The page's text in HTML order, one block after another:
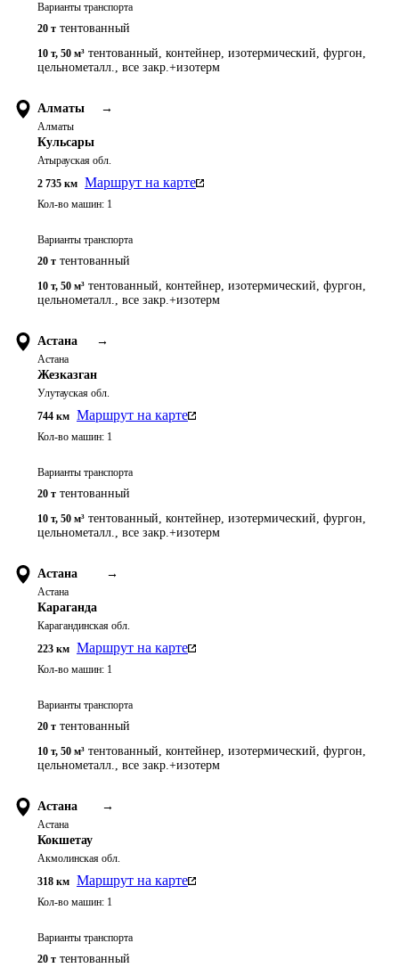
Варианты транспорта
20 т тентованный
10 т, 50 м³ тентованный, контейнер, изотермический, фургон,
цельнометалл., все закр.+изотерм
Алматы →
Алматы
Кульсары
Атырауская обл.
2 735 км Маршрут на карте
Кол-во машин: 1
Варианты транспорта
20 т тентованный
10 т, 50 м³ тентованный, контейнер, изотермический, фургон,
цельнометалл., все закр.+изотерм
Астана →
Астана
Жезказган
Улутауская обл.
744 км Маршрут на карте
Кол-во машин: 1
Варианты транспорта
20 т тентованный
10 т, 50 м³ тентованный, контейнер, изотермический, фургон,
цельнометалл., все закр.+изотерм
Астана →
Астана
Караганда
Карагандинская обл.
223 км Маршрут на карте
Кол-во машин: 1
Варианты транспорта
20 т тентованный
10 т, 50 м³ тентованный, контейнер, изотермический, фургон,
цельнометалл., все закр.+изотерм
Астана →
Астана
Кокшетау
Акмолинская обл.
318 км Маршрут на карте
Кол-во машин: 1
Варианты транспорта
20 т тентованный